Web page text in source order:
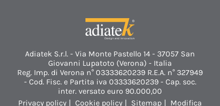
Adiatek S.r.l. - Via Monte Pastello 14 - 37057 San
Giovanni Lupatoto (Verona) - Italia
Reg. Imp. di Verona n° 03333620239 R.E.A. n° 327949
- Cod. Fisc. e Partita iva 03333620239 - Cap. soc.
inter. versato euro 90.000,00
Privacy policy
Cookie policy Sitemap Modifica